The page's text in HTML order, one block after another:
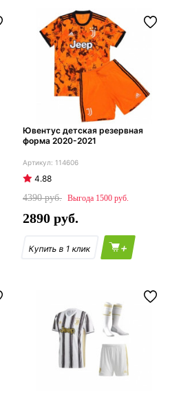
Ювентус детская резервная
форма 2020-2021
114606
4.88
4390
1500
2890
+